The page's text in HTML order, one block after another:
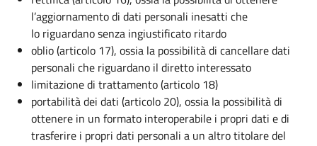
l’aggiornamento di dati personali inesatti che
lo riguardano senza ingiustificato ritardo
oblio (articolo 17), ossia la possibilità di cancellare dati
personali che riguardano il diretto interessato
limitazione di trattamento (articolo 18)
portabilità dei dati (articolo 20), ossia la possibilità di
ottenere in un formato interoperabile i propri dati e di
trasferire i propri dati personali a un altro titolare del